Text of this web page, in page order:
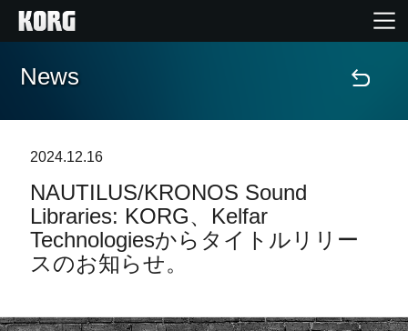
Home
Import Products
Features
News
2024.12.16
NAUTILUS/KRONOS Sound
Libraries: KORG、Kelfar
Technologiesからタイトルリリー
スのお知らせ。